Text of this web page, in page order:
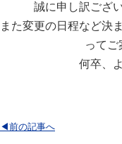
誠に申し訳ござ
また変更の日程など決
ってご
何卒、
◀前の記事へ